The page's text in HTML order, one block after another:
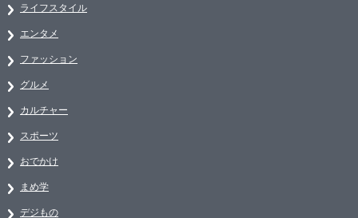
ライフスタイル
エンタメ
ファッション
グルメ
カルチャー
スポーツ
おでかけ
まめ学
デジもの